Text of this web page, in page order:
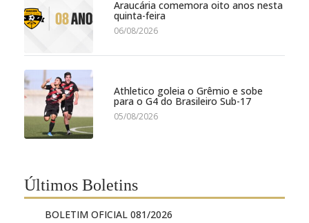
Araucária comemora oito anos nesta
quinta-feira
06/08/2026
Athletico goleia o Grêmio e sobe
para o G4 do Brasileiro Sub-17
05/08/2026
Últimos Boletins
BOLETIM OFICIAL 081/2026